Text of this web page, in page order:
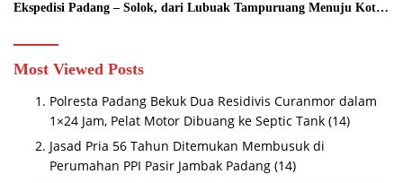
Ekspedisi Padang – Solok, dari Lubuak Tampuruang Menuju Koto
Most Viewed Posts
Polresta Padang Bekuk Dua Residivis Curanmor dalam
1×24 Jam, Pelat Motor Dibuang ke Septic Tank (14)
Jasad Pria 56 Tahun Ditemukan Membusuk di
Perumahan PPI Pasir Jambak Padang (14)